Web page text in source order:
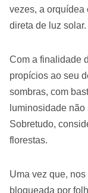
vezes, a orquídea
direta de luz solar.
Com a finalidade
propícios ao seu
sombras, com
luminosidade
Sobretudo,
florestas.
Uma vez que,
bloqueada por